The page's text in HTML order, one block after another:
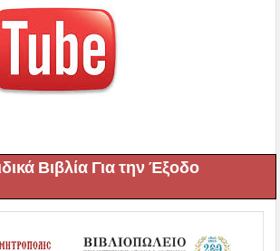
Βιβλία Για την Έξοδο